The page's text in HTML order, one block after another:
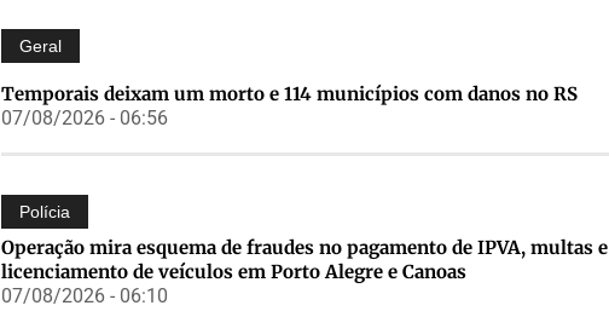
Geral
Temporais deixam um morto e 114 municípios com danos no RS
07/08/2026 - 06:56
Polícia
Operação mira esquema de fraudes no pagamento de IPVA, multas e
licenciamento de veículos em Porto Alegre e Canoas
07/08/2026 - 06:10